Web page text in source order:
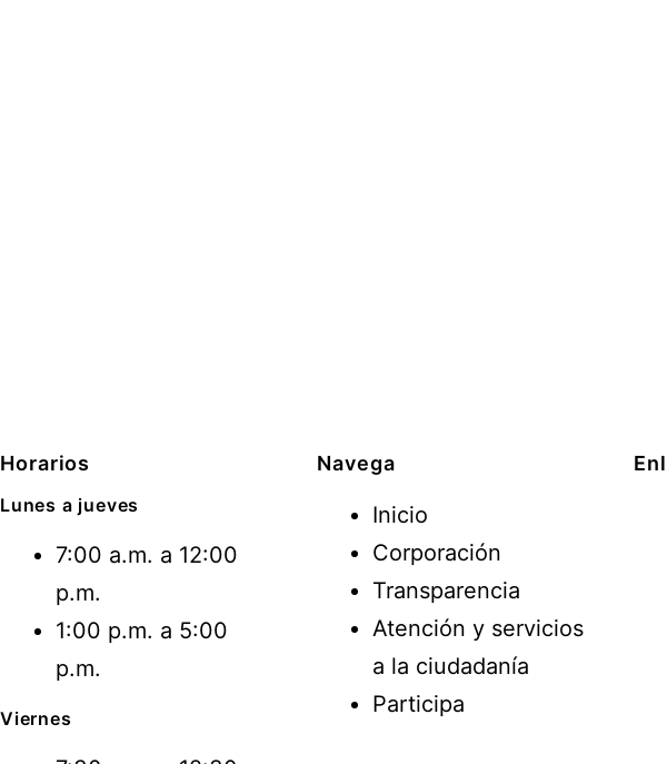
Horarios
Lunes a jueves
7:00 a.m. a 12:00
p.m.
1:00 p.m. a 5:00
p.m.
Viernes
Navega
Inicio
Corporación
Transparencia
Atención y servicios
a la ciudadanía
Participa